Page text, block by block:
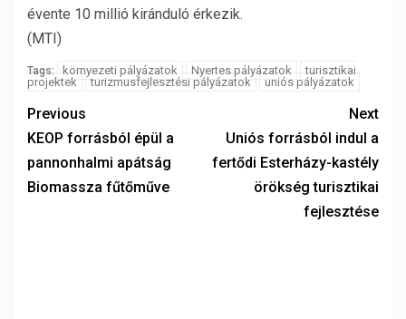
évente 10 millió kiránduló érkezik.
(MTI)
Tags: környezeti pályázatok Nyertes pályázatok
turisztikai
projektek
turizmusfejlesztési pályázatok uniós pályázatok
Previous
KEOP forrásból épül a
pannonhalmi apátság
Biomassza fűtőműve
Next
Uniós forrásból indul a
fertődi Esterházy-kastély
örökség turisztikai
fejlesztése